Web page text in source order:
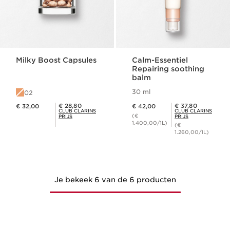
Milky Boost Capsules
02
€ 32,00 Club Clarins Prijs € 28,80
€ 28,80
CLUB CLARINS
PRIJS
Calm-Essentiel
Repairing soothing
balm
30 ml
€ 42,00
(€
1.400,00/1L)
Club Clarins Prijs € 37,80
€ 37,80
CLUB CLARINS
PRIJS
(€
1.260,00/1L)
Je bekeek 6 van de 6 producten